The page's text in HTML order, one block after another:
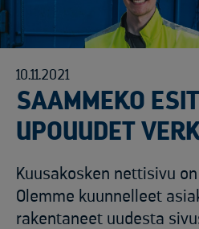
10.11.2021
SAAMMEKO
UPOUUDET
Kuusakosken nettisivu
Olemme kuunnelleet
rakentaneet uudesta